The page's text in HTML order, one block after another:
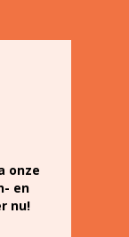
onze
en
nu!